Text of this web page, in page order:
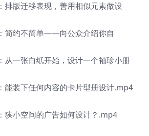
版迁移表现，善用相似元素做设
约不简单——向公众介绍你自
一张白纸开始，设计一个袖珍小册
装下任何内容的卡片型册设计.mp4
小空间的广告如何设计？.mp4